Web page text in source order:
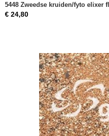
5448 Zweedse kruiden/fyto elixer
€ 24,80